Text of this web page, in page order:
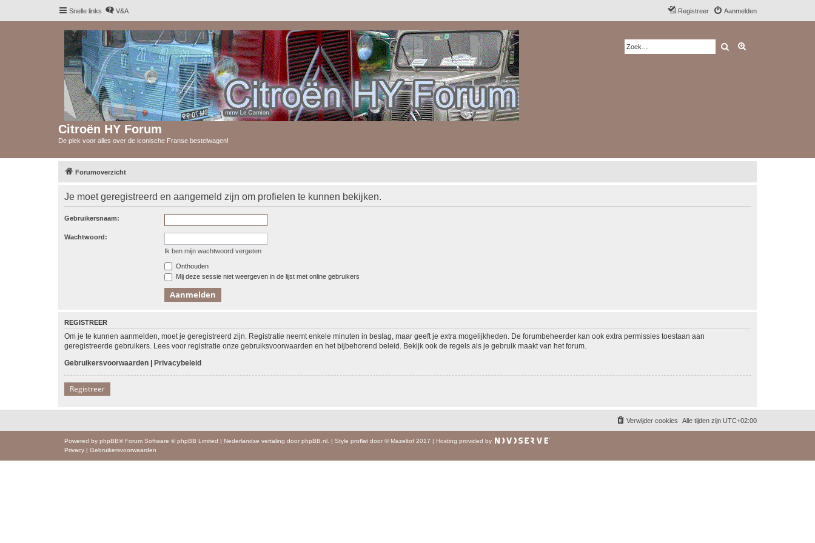
Snelle links V&A Aanmelden
Registreer
Citroën HY Forum
De plek voor alles over de iconische Franse bestelwagen!
Zoek
Forumoverzicht
Je moet geregistreerd en aangemeld zijn om profielen te kunnen bekijken.
Gebruikersnaam:
Wachtwoord:
Ik ben mijn wachtwoord vergeten
Onthouden
Mij deze sessie niet weergeven in de lijst met online gebruikers
REGISTREER
Om je te kunnen aanmelden, moet je geregistreerd zijn. Registratie neemt enkele minuten in beslag, maar geeft je extra mogelijkheden. De forumbeheerder kan ook extra permissies toestaan aan
geregistreerde gebruikers. Lees voor registratie onze gebruiksvoorwaarden en het bijbehorend beleid. Bekijk ook de regels als je gebruik maakt van het forum.
Gebruikersvoorwaarden
Privacybeleid
Registreer
Alle tijden zijn UTC+02:00
Verwijder cookies
Powered by phpBB® Forum Software © phpBB Limited | Nederlandse vertaling door phpBB.nl. | Style proflat door © Mazeltof 2017 | Hosting provided by
Privacy | Gebruikersvoorwaarden